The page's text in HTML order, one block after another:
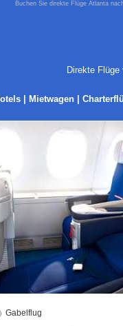
Buchen Sie direkte Flüge Atlanta
Direkte
Mietwagen
Gabelflug